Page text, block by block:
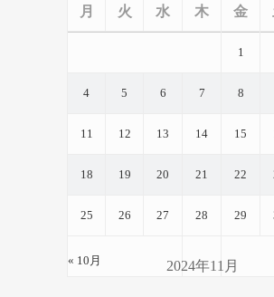
2024年11月
月 火 水 木 金
« 10月
1
4 5 6 7 8
11 12 13 14 15
18 19 20 21 22
25 26 27 28 29